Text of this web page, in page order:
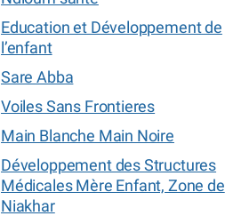
Education et Développement de
l’enfant
Sare Abba
Voiles Sans Frontieres
Main Blanche Main Noire
Développement des Structures
Médicales Mère Enfant, Zone de
Niakhar